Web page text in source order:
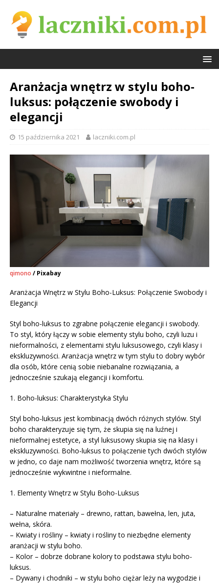
Aranżacja wnętrz w stylu boho-
luksus: połączenie swobody i
elegancji
15 października 2021 laczniki.com.pl
qimono / Pixabay
Aranżacja Wnętrz w Stylu Boho-Luksus: Połączenie Swobody i
Elegancji
Styl boho-luksus to zgrabne połączenie elegancji i swobody.
To styl, który łączy w sobie elementy stylu boho, czyli luzu i
nieformalności, z elementami stylu luksusowego, czyli klasy i
ekskluzywności. Aranżacja wnętrz w tym stylu to dobry wybór
dla osób, które cenią sobie niebanalne rozwiązania, a
jednocześnie szukają elegancji i komfortu.
1. Boho-luksus: Charakterystyka Stylu
Styl boho-luksus jest kombinacją dwóch różnych stylów. Styl
boho charakteryzuje się tym, że skupia się na luźnej i
nieformalnej estetyce, a styl luksusowy skupia się na klasy i
ekskluzywności. Boho-luksus to połączenie tych dwóch stylów
w jedno, co daje nam możliwość tworzenia wnętrz, które są
jednocześnie wykwintne i nieformalne.
1. Elementy Wnętrz w Stylu Boho-Luksus
– Naturalne materiały – drewno, rattan, bawełna, len, juta,
wełna, skóra.
– Kwiaty i rośliny – kwiaty i rośliny to niezbędne elementy
aranżacji w stylu boho.
– Kolor – dobrze dobrane kolory to podstawa stylu boho-
luksus.
– Dywany i chodniki – w stylu boho ciężar leży na wygodzie i